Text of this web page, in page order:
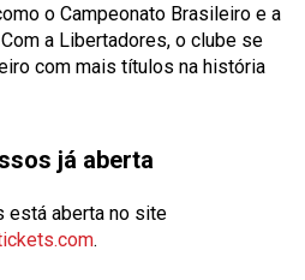
o Campeonato Brasileiro e a
a Libertadores, o clube se
com mais títulos na história
já aberta
está aberta no site
.